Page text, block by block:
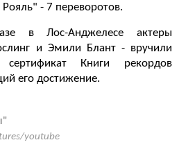
- 7 переворотов.
в Лос-Анджелесе актеры
и Эмили Блант - вручили
Книги рекордов
его достижение.
youtube